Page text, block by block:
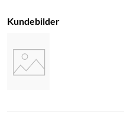
Kundebilder